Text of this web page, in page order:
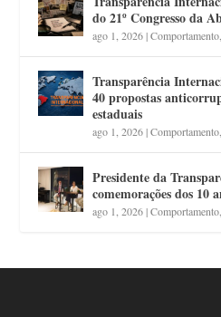
do 21º Congresso da
ago 1, 2026|Comportamento
Transparência
40 propostas
estaduais
ago 1, 2026|Comportamento
Presidente da
comemorações dos 10
ago 1, 2026|Comportamento